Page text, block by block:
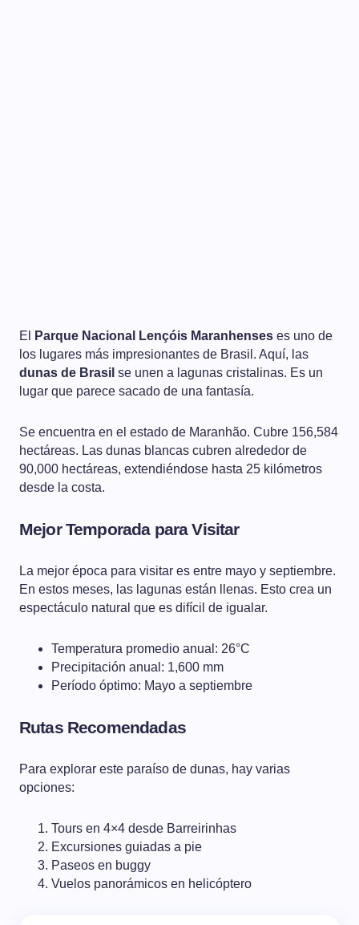
El Parque Nacional Lençóis Maranhenses es uno de
los lugares más impresionantes de Brasil. Aquí, las
dunas de Brasil se unen a lagunas cristalinas. Es un
lugar que parece sacado de una fantasía.
Se encuentra en el estado de Maranhão. Cubre 156,584
hectáreas. Las dunas blancas cubren alrededor de
90,000 hectáreas, extendiéndose hasta 25 kilómetros
desde la costa.
Mejor Temporada para Visitar
La mejor época para visitar es entre mayo y septiembre.
En estos meses, las lagunas están llenas. Esto crea un
espectáculo natural que es difícil de igualar.
Temperatura promedio anual: 26°C
Precipitación anual: 1,600 mm
Período óptimo: Mayo a septiembre
Rutas Recomendadas
Para explorar este paraíso de dunas, hay varias
opciones:
Tours en 4×4 desde Barreirinhas
Excursiones guiadas a pie
Paseos en buggy
Vuelos panorámicos en helicóptero